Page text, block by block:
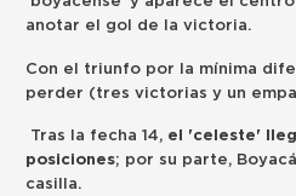
anotar el gol de la victoria.
Con el triunfo por la mínima
perder (tres victorias y un
Tras la fecha 14, el 'celeste'
posiciones; por su parte,
casilla.